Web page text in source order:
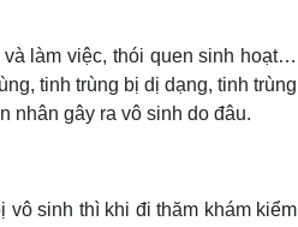
làm việc, thói quen sinh hoạt…
tinh trùng bị dị dạng, tinh trùng
nhân gây ra vô sinh do đâu.
sinh thì khi đi thăm khám kiểm